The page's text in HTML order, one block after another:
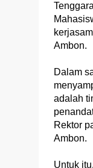
Ambon.
Dalam
adalah
Rektor
Ambon.
Untuk